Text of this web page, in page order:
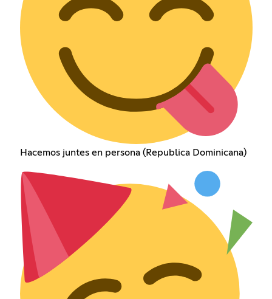
Hacemos juntes en persona (Republica Dominicana)